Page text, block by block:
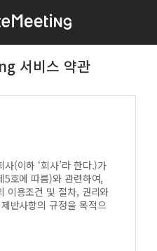
서비스 약관
(이하 ‘회사’라 한다.)가
호에 따름)와 관련하여,
이용조건 및 절차, 권리와
반사항의 규정을 목적으